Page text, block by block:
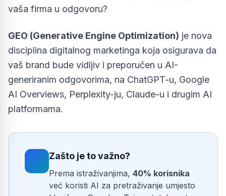
vaša firma u odgovoru?
GEO (Generative Engine Optimization) je nova
disciplina digitalnog marketinga koja osigurava da
vaš brand bude vidljiv i preporučen u AI-
generiranim odgovorima, na ChatGPT-u, Google
AI Overviews, Perplexity-ju, Claude-u i drugim AI
platformama.
Zašto je to važno?
Prema istraživanjima, 40% korisnika
već koristi AI za pretraživanje umjesto